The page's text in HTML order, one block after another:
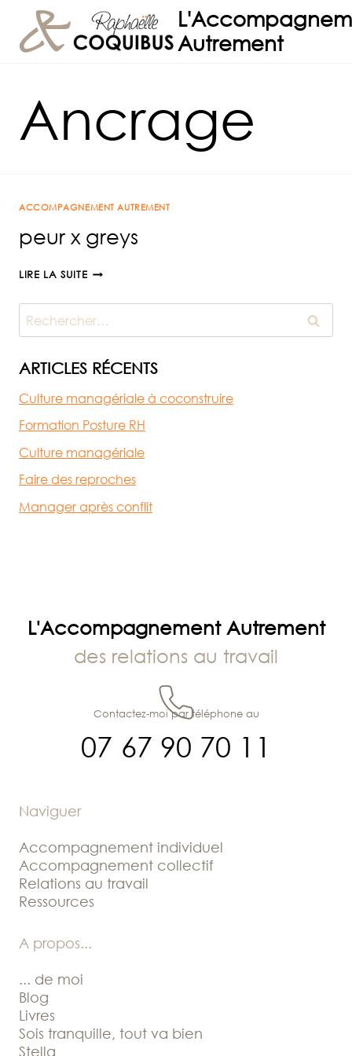
contenu
Autrement
Ancrage
ACCOMPAGNEMENT AUTREMENT
peur x greys
LIRE LA SUITEPEUR
GREYS
Rechercher :
ARTICLES RÉCENTS
Culture managériale à coconstruire
Formation Posture RH
Culture managériale
Faire des reproches
Manager après conflit
L'Accompagnement Autrement
des relations au travail
07 67 90 70 11
Contactez-moi par téléphone au
Naviguer
Accompagnement individuel
Accompagnement collectif
Relations au travail
Ressources
A propos...
... de moi
Blog
Livres
Sois tranquille, tout va bien
Stella